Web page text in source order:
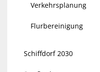
Verkehrsplanung
Flurbereinigung
Schiffdorf 2030